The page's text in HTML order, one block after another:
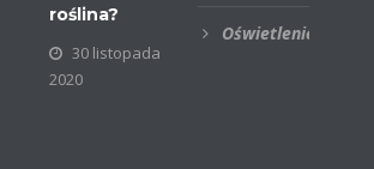
roślina?
30 listopada
2020
Oświetlenie